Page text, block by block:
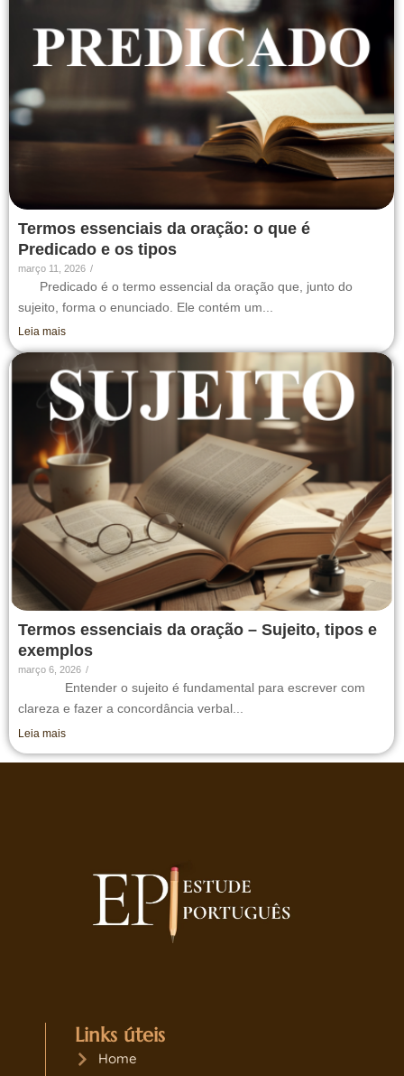
Termos essenciais da oração: o que é
Predicado e os tipos
março 11, 2026 /
Predicado é o termo essencial da oração que, junto do
sujeito, forma o enunciado. Ele contém um...
Leia mais
Termos essenciais da oração – Sujeito, tipos e
exemplos
março 6, 2026 /
Entender o sujeito é fundamental para escrever com
clareza e fazer a concordância verbal...
Leia mais
Links úteis
Home